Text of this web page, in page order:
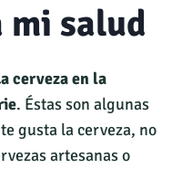
mi salud
cerveza en la
. Éstas son algunas
gusta la cerveza, no
artesanas o